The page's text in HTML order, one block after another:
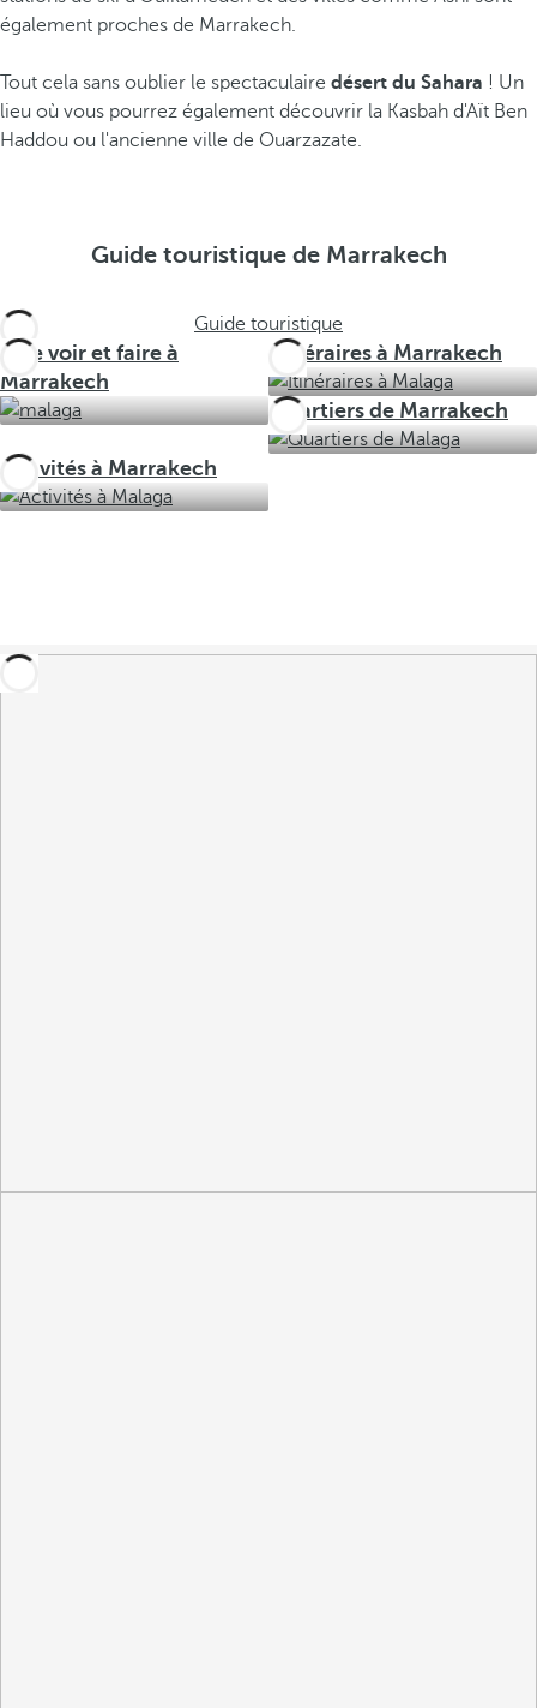
également proches de Marrakech.
Tout cela sans oublier le spectaculaire désert du Sahara ! Un
lieu où vous pourrez également découvrir la Kasbah d'Aït Ben
Haddou ou l'ancienne ville de Ouarzazate.
Guide touristique de Marrakech
Guide touristique
Que voir et faire à
Marrakech
Itinéraires à Marrakech
Quartiers de Marrakech
Activités à Marrakech